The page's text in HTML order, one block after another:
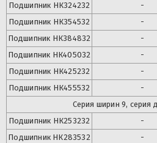
Подшипник НК324232 -
Подшипник НК354532 -
Подшипник НК384832 -
Подшипник НК405032 -
Подшипник НК425232 -
Подшипник НК455532 -
Серия ширин 9, серия
Подшипник НК253232 -
Подшипник НК283532 -